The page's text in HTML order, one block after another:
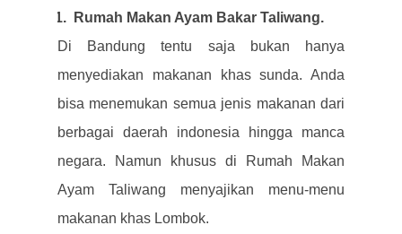
1.
Rumah Makan Ayam Bakar Taliwang.
Di Bandung tentu saja bukan hanya
menyediakan makanan khas sunda. Anda
bisa menemukan semua jenis makanan dari
berbagai daerah indonesia hingga manca
negara. Namun khusus di Rumah Makan
Ayam Taliwang menyajikan menu-menu
makanan khas Lombok.